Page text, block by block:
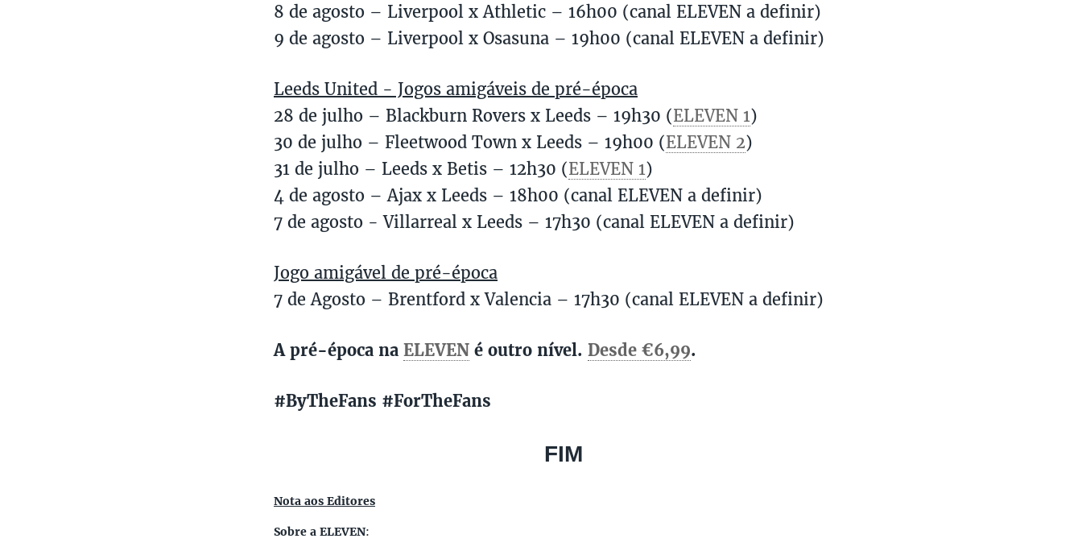
8 de agosto – Liverpool x Athletic – 16h00 (canal ELEVEN a definir)
9 de agosto – Liverpool x Osasuna – 19h00 (canal ELEVEN a definir)
Leeds United - Jogos amigáveis de pré-época
28 de julho – Blackburn Rovers x Leeds – 19h30 (ELEVEN 1)
30 de julho – Fleetwood Town x Leeds – 19h00 (ELEVEN 2)
31 de julho – Leeds x Betis – 12h30 (ELEVEN 1)
4 de agosto – Ajax x Leeds – 18h00 (canal ELEVEN a definir)
7 de agosto - Villarreal x Leeds – 17h30 (canal ELEVEN a definir)
Jogo amigável de pré-época
7 de Agosto – Brentford x Valencia – 17h30 (canal ELEVEN a definir)
A pré-época na ELEVEN é outro nível. Desde €6,99.
#ByTheFans #ForTheFans
FIM
Nota aos Editores
Sobre a ELEVEN: